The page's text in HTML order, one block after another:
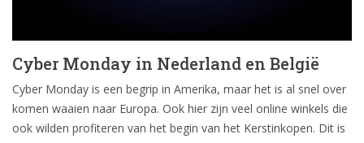
Cyber Monday in Nederland en België
Cyber Monday is een begrip in Amerika, maar het is al snel over
komen waaien naar Europa. Ook hier zijn veel online winkels die
ook wilden profiteren van het begin van het Kerstinkopen. Dit is